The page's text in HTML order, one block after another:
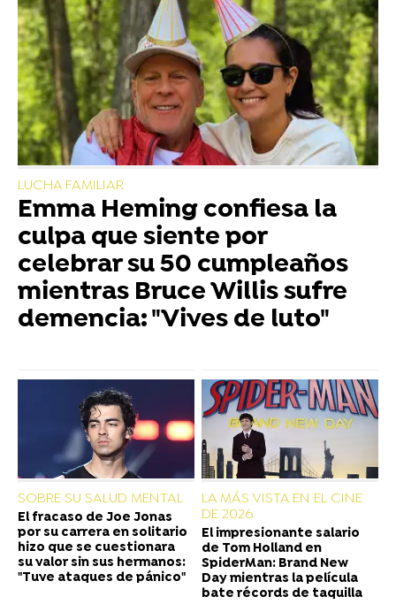
LUCHA FAMILIAR
Emma Heming confiesa la
culpa que siente por
celebrar su 50 cumpleaños
mientras Bruce Willis sufre
demencia: "Vives de luto"
SOBRE SU SALUD MENTAL
El fracaso de Joe Jonas
por su carrera en solitario
hizo que se cuestionara
su valor sin sus hermanos:
"Tuve ataques de pánico"
LA MÁS VISTA EN EL CINE
DE 2026
El impresionante salario
de Tom Holland en
SpiderMan: Brand New
Day mientras la película
bate récords de taquilla